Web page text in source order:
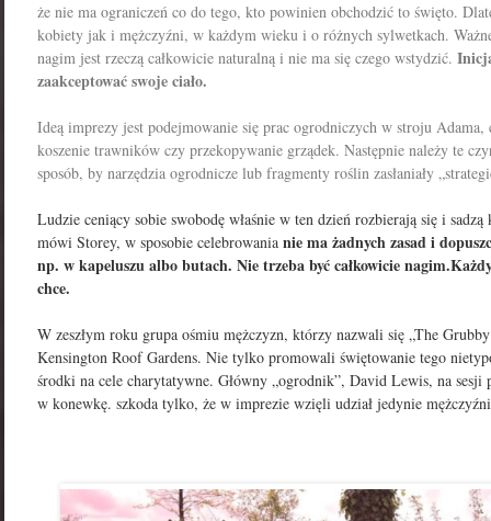
że nie ma ograniczeń co do tego, kto powinien obchodzić to święto.
kobiety jak i mężczyźni, w każdym wieku i o różnych sylwetkach.
nagim jest rzeczą całkowicie naturalną i nie ma się czego wstydzić.
zaakceptować swoje ciało.
Ideą imprezy jest podejmowanie się prac ogrodniczych w stroju
koszenie trawników czy przekopywanie grządek. Następnie należy te
sposób, by narzędzia ogrodnicze lub fragmenty roślin zasłaniały
Ludzie ceniący sobie swobodę właśnie w ten dzień rozbierają się i
mówi Storey, w sposobie celebrowania nie ma żadnych zasad i
np. w kapeluszu albo butach. Nie trzeba być całkowicie nagim.
chce.
W zeszłym roku grupa ośmiu mężczyzn, którzy nazwali się „The
Kensington Roof Gardens. Nie tylko promowali świętowanie tego
środki na cele charytatywne. Główny „ogrodnik”, David Lewis, na sesji
w konewkę. szkoda tylko, że w imprezie wzięli udział jedynie